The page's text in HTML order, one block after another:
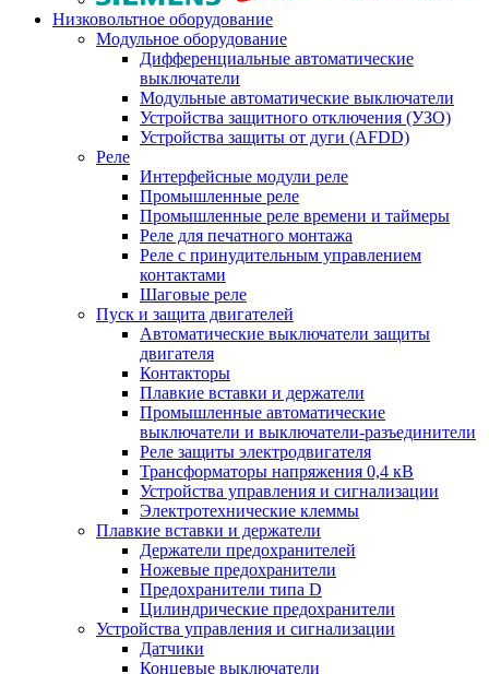
Низковольтное оборудование
Модульное оборудование
Дифференциальные автоматические
выключатели
Модульные автоматические выключатели
Устройства защитного отключения (УЗО)
Устройства защиты от дуги (AFDD)
Реле
Интерфейсные модули реле
Промышленные реле
Промышленные реле времени и таймеры
Реле для печатного монтажа
Реле с принудительным управлением
контактами
Шаговые реле
Пуск и защита двигателей
Автоматические выключатели защиты
двигателя
Контакторы
Плавкие вставки и держатели
Промышленные автоматические
выключатели и выключатели-разъединители
Реле защиты электродвигателя
Трансформаторы напряжения 0,4 кВ
Устройства управления и сигнализации
Электротехнические клеммы
Плавкие вставки и держатели
Держатели предохранителей
Ножевые предохранители
Предохранители типа D
Цилиндрические предохранители
Устройства управления и сигнализации
Датчики
Концевые выключатели